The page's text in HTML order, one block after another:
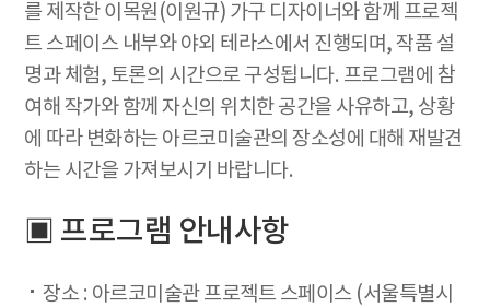
를 제작한 이목원(이원규) 가구 디자이너와 함께 프로젝
트 스페이스 내부와 야외 테라스에서 진행되며, 작품 설
명과 체험, 토론의 시간으로 구성됩니다. 프로그램에 참
여해 작가와 함께 자신의 위치한 공간을 사유하고, 상황
에 따라 변화하는 아르코미술관의 장소성에 대해 재발견
하는 시간을 가져보시기 바랍니다.
▣ 프로그램 안내사항
장소 : 아르코미술관 프로젝트 스페이스 (서울특별시